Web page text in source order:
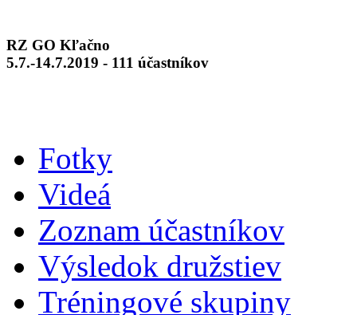
RZ GO Kľačno
5.7.-14.7.2019 - 111 účastníkov
Fotky
Videá
Zoznam účastníkov
Výsledok družstiev
Tréningové skupiny